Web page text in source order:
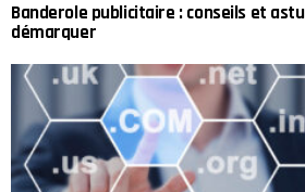
Banderole publicitaire : conseils et
démarquer